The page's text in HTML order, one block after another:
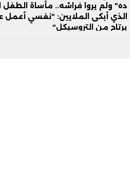
ده" ولم يروا فراشه.. مأساة الطفل
الذي أبكى الملايين: "نفسي أعمل
يرتاح من التروسيكل"